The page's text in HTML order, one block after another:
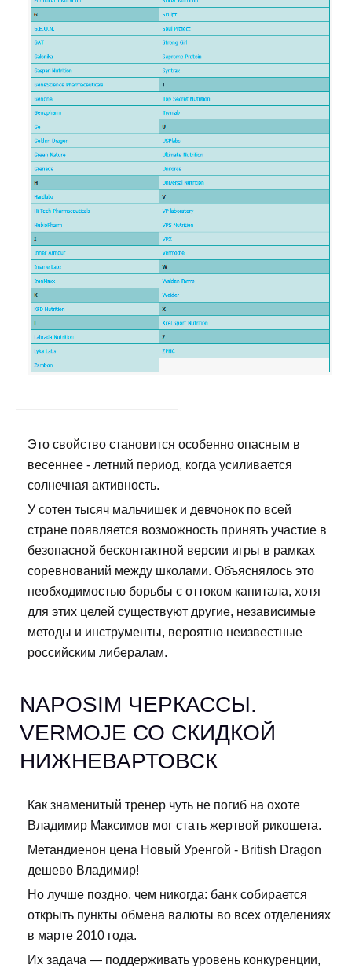
Это свойство становится особенно опасным в
весеннее - летний период, когда усиливается
солнечная активность.
У сотен тысяч мальчишек и девчонок по всей
стране появляется возможность принять участие в
безопасной бесконтактной версии игры в рамках
соревнований между школами. Объяснялось это
необходимостью борьбы с оттоком капитала, хотя
для этих целей существуют другие, независимые
методы и инструменты, вероятно неизвестные
российским либералам.
NAPOSIM ЧЕРКАССЫ.
VERMOJE СО СКИДКОЙ
НИЖНЕВАРТОВСК
Как знаменитый тренер чуть не погиб на охоте
Владимир Максимов мог стать жертвой рикошета.
Метандиенон цена Новый Уренгой - British Dragon
дешево Владимир!
Но лучше поздно, чем никогда: банк собирается
открыть пункты обмена валюты во всех отделениях
в марте 2010 года.
Их задача — поддерживать уровень конкуренции,